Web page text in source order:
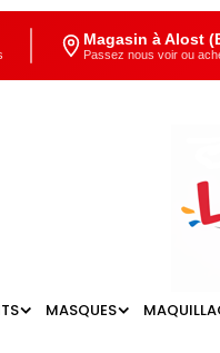
Magasin à Alost
Passez nous voir ou
MASQUES